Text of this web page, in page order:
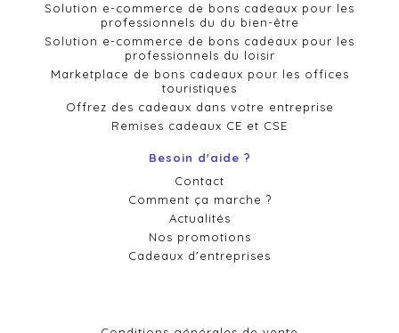
Solution e-commerce de bons cadeaux pour les
professionnels du du bien-être
Solution e-commerce de bons cadeaux pour les
professionnels du loisir
Marketplace de bons cadeaux pour les offices
touristiques
Offrez des cadeaux dans votre entreprise
Remises cadeaux CE et CSE
Besoin d'aide ?
Contact
Comment ça marche ?
Actualités
Nos promotions
Cadeaux d'entreprises